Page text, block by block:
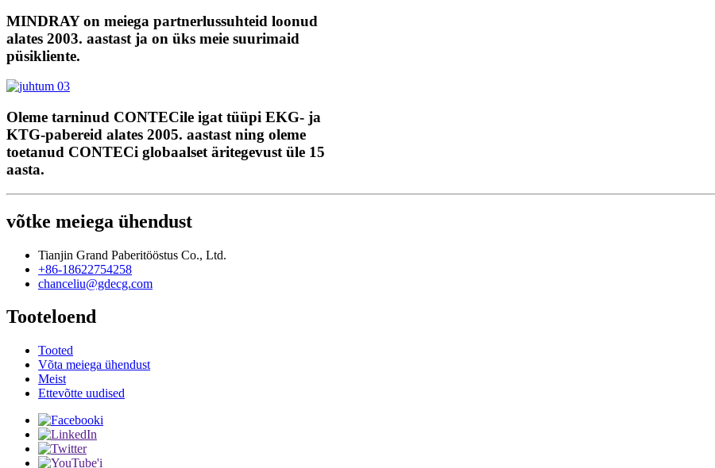
MINDRAY on meiega partnerlussuhteid loonud
alates 2003. aastast ja on üks meie suurimaid
püsikliente.
Oleme tarninud CONTECile igat tüüpi EKG- ja
KTG-pabereid alates 2005. aastast ning oleme
toetanud CONTECi globaalset äritegevust üle 15
aasta.
võtke meiega ühendust
Tianjin Grand Paberitööstus Co., Ltd.
+86-18622754258
chanceliu@gdecg.com
Tooteloend
Tooted
Võta meiega ühendust
Meist
Ettevõtte uudised